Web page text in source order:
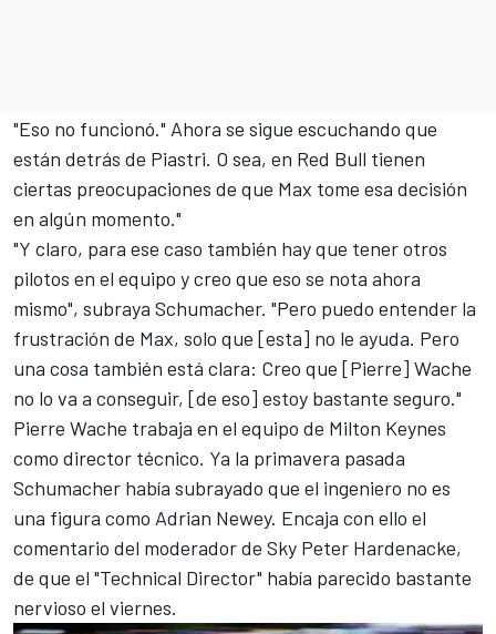
"Eso no funcionó." Ahora se sigue escuchando que
están detrás de Piastri. O sea, en Red Bull tienen
ciertas preocupaciones de que Max tome esa decisión
en algún momento."
"Y claro, para ese caso también hay que tener otros
pilotos en el equipo y creo que eso se nota ahora
mismo", subraya Schumacher. "Pero puedo entender la
frustración de Max, solo que [esta] no le ayuda. Pero
una cosa también está clara: Creo que [Pierre] Wache
no lo va a conseguir, [de eso] estoy bastante seguro."
Pierre Wache trabaja en el equipo de Milton Keynes
como director técnico. Ya la primavera pasada
Schumacher había subrayado que el ingeniero no es
una figura como Adrian Newey. Encaja con ello el
comentario del moderador de Sky Peter Hardenacke,
de que el "Technical Director" había parecido bastante
nervioso el viernes.